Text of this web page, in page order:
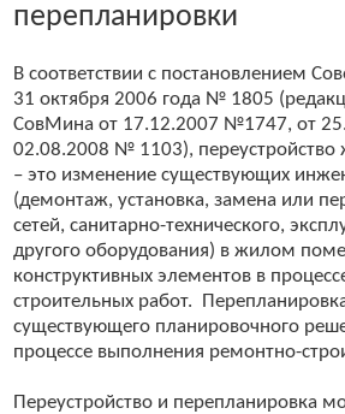
перепланировки
В соответствии с постановлением
31 октября 2006 года № 1805
СовМина от 17.12.2007 №1747, от
02.08.2008 № 1103),
– это изменение существующих
(демонтаж, установка, замена или
сетей, санитарно-технического,
другого оборудования) в жилом
конструктивных элементов в
строительных работ.
существующего планировочного
процессе выполнения ремонтно-
Переустройство и перепланировка